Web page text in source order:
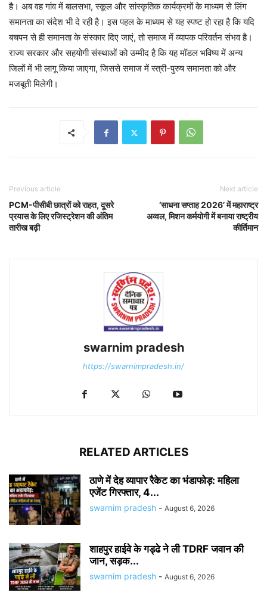
है। अब वह गांव में बालसभा, स्कूल और सांस्कृतिक कार्यक्रमों के माध्यम से लिंग
समानता का संदेश भी दे रही है। इस पहल के माध्यम से यह स्पष्ट हो रहा है कि यदि
बचपन से ही समानता के संस्कार दिए जाएं, तो समाज में व्यापक परिवर्तन संभव है।
राज्य सरकार और सहयोगी संस्थाओं को उम्मीद है कि यह मॉडल भविष्य में अन्य
जिलों में भी लागू किया जाएगा, जिससे समाज में स्त्री-पुरुष समानता को और
मजबूती मिलेगी।
Previous article
PCM-पीसीबी छात्रों को राहत, दूसरे
प्रयास के लिए रजिस्ट्रेशन की अंतिम
तारीख बढ़ी
Next article
‘साधना सप्ताह 2026’ में महाराष्ट्र
अव्वल, मिशन कर्मयोगी में बनाया राष्ट्रीय
कीर्तिमान
swarnim pradesh
https://swarnimpradesh.in/
RELATED ARTICLES
ठाणे में देह व्यापार रैकेट का भंडाफोड़: महिला
एजेंट गिरफ्तार, 4...
swarnim pradesh - August 6, 2026
शाहपुर हाईवे के गड्ढे ने ली TDRF जवान की
जान, सड़क...
swarnim pradesh - August 6, 2026